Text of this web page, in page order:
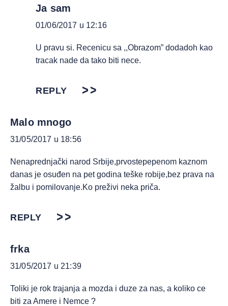
Ja sam
01/06/2017 u 12:16
U pravu si. Recenicu sa ,,Obrazom” dodadoh kao
tracak nade da tako biti nece.
REPLY
Malo mnogo
31/05/2017 u 18:56
Nenaprednjački narod Srbije,prvostepepenom kaznom
danas je osuđen na pet godina teške robije,bez prava na
žalbu i pomilovanje.Ko preživi neka priča.
REPLY
frka
31/05/2017 u 21:39
Toliki je rok trajanja a mozda i duze za nas, a koliko ce
biti za Amere i Nemce ?